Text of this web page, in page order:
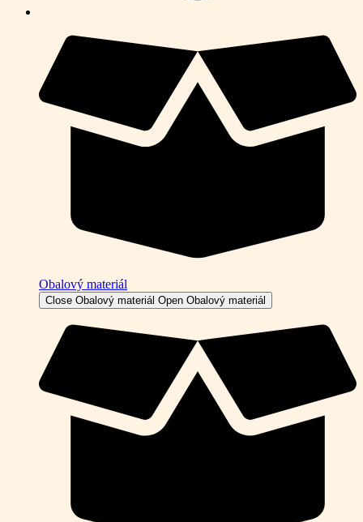
Obalový materiál
Close Obalový materiál Open Obalový materiál